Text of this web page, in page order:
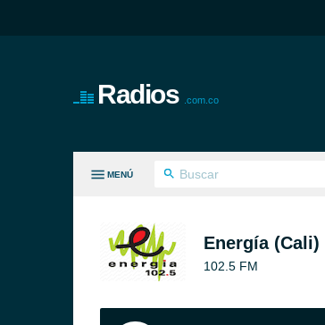
Radios .com.co
MENÚ
Energía (Cali)
102.5 FM